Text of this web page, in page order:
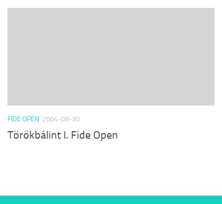
FIDE OPEN 2004-08-30
Törökbálint I. Fide Open